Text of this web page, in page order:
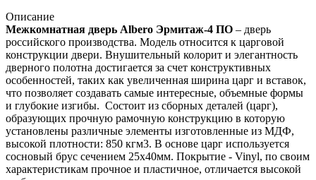
Описание
Межкомнатная дверь Albero Эрмитаж-4 ПО – дверь
российского производства. Модель относится к царговой
конструкции двери. Внушительный колорит и элегантность
дверного полотна достигается за счет конструктивных
особенностей, таких как увеличенная ширина царг и вставок,
что позволяет создавать самые интересные, объемные формы
и глубокие изгибы. Состоит из сборных деталей (царг),
образующих прочную рамочную конструкцию в которую
установлены различные элементы изготовленные из МДФ,
высокой плотности: 850 кгм3. В основе царг используется
сосновый брус сечением 25х40мм. Покрытие - Vinyl, по своим
характеристикам прочное и пластичное, отличается высокой